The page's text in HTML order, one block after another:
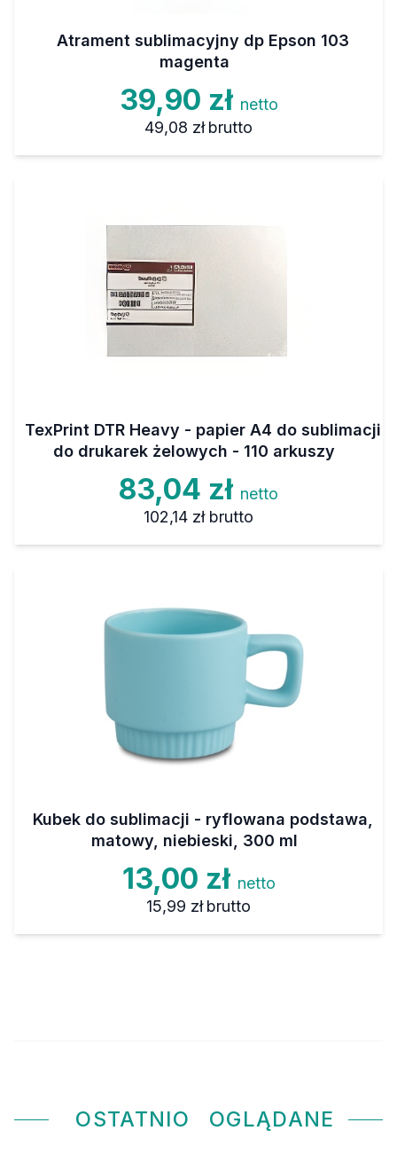
Atrament sublimacyjny dp Epson 103
magenta
39,90 zł netto
49,08 zł brutto
TexPrint DTR Heavy - papier A4 do sublimacji
do drukarek żelowych - 110 arkuszy
83,04 zł netto
102,14 zł brutto
Kubek do sublimacji - ryflowana podstawa,
matowy, niebieski, 300 ml
13,00 zł netto
15,99 zł brutto
OSTATNIO OGLĄDANE